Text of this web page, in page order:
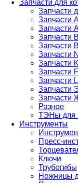
Запчасти для
Запчасти
Запчасти
Запчасти
Запчасти
Запчасти
Запчасти
Запчасти
Запчасти
Запчасти
Запчасти
Запчасти
Разное
ТЭНы для
Инструменты
Пресс-
Ключи
Трубогибы
Ножницы